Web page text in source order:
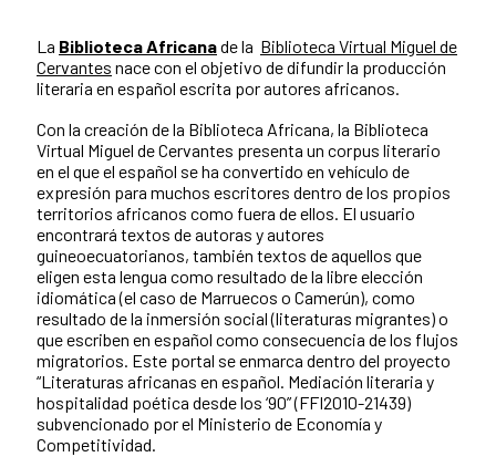
La Biblioteca Africanade la Biblioteca Virtual Miguel de
Cervantes nace con el objetivo de difundir la producción
literaria en español escrita por autores africanos.
Con la creación de la Biblioteca Africana, la Biblioteca
Virtual Miguel de Cervantes presenta un corpus literario
en el que el español se ha convertido en vehículo de
expresión para muchos escritores dentro de los propios
territorios africanos como fuera de ellos. El usuario
encontrará textos de autoras y autores
guineoecuatorianos, también textos de aquellos que
eligen esta lengua como resultado de la libre elección
idiomática (el caso de Marruecos o Camerún), como
resultado de la inmersión social (literaturas migrantes) o
que escriben en español como consecuencia de los flujos
migratorios. Este portal se enmarca dentro del proyecto
“Literaturas africanas en español. Mediación literaria y
hospitalidad poética desde los ‘90” (FFI2010-21439)
subvencionado por el Ministerio de Economía y
Competitividad.